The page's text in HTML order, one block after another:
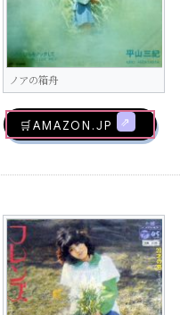
ノアの箱舟
🛒AMAZON.jp